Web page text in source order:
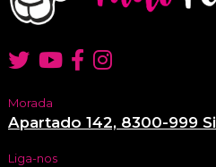
Morada
Apartado 142, 8300-999
Liga-nos